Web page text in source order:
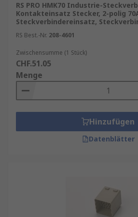
RS PRO HMK70 Industrie-
Kontakteinsatz Stecker, 2-polig
Steckverbindereinsatz,
RS Best.-Nr. 208-4601
Zwischensumme (1 Stück)
CHF.51.05
Menge
Hinzufügen
Datenblätter